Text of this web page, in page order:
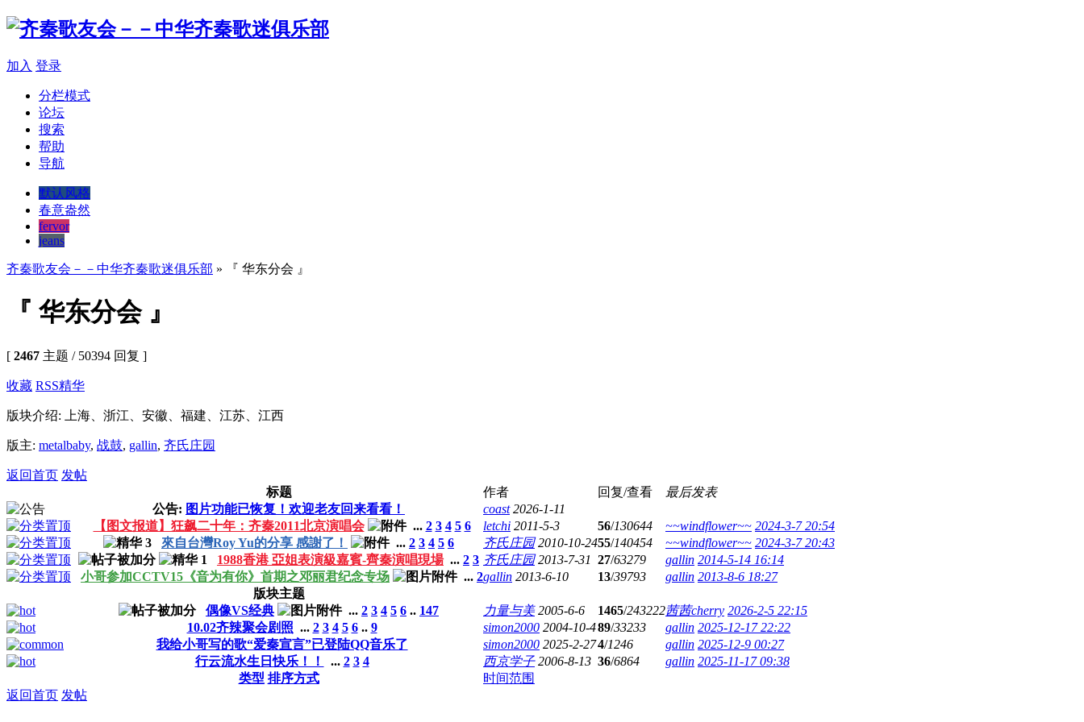
加入 登录
分栏模式
论坛
搜索
帮助
导航
默认风格
春意盎然
fervor
jeans
齐秦歌友会－－中华齐秦歌迷俱乐部 » 『 华东分会 』
『 华东分会 』
[ 2467 主题 / 50394 回复 ]
收藏 RSS精华
版块介绍: 上海、浙江、安徽、福建、江苏、江西
版主: metalbaby, 战鼓, gallin, 齐氏庄园
返回首页 发帖
标题
作者 回复/查看
最后发表
公告: 图片功能已恢复！欢迎老友回来看看！ coast 2026-1-11
【图文报道】狂飙二十年：齐秦2011北京演唱会
... 2 3 4 5 6 letchi 2011-5-3 56/130644 ~~windflower~~ 2024-3-7 20:54
來自台灣Roy Yu的分享 感謝了！
... 2 3 4 5 6 齐氏庄园 2010-10-2455/140454 ~~windflower~~ 2024-3-7 20:43
1988香港 亞姐表演級嘉賓-齊秦演唱現場 ... 2 3 齐氏庄园 2013-7-31 27/63279 gallin 2014-5-14 16:14
小哥参加CCTV15《音为有你》首期之邓丽君纪念专场
... 2gallin 2013-6-10 13/39793 gallin 2013-8-6 18:27
版块主题
偶像VS经典
... 2 3 4 5 6 .. 147 力量与美 2005-6-6 1465/243222茜茜cherry 2026-2-5 22:15
10.02齐辣聚会剧照 ... 2 3 4 5 6.. 9 simon2000 2004-10-489/33233 gallin 2025-12-17 22:22
我给小哥写的歌“爱秦宣言”已登陆QQ音乐了
simon2000 2025-2-274/1246 gallin 2025-12-9 00:27
行云流水生日快乐！！
... 2 3 4 西京学子 2006-8-13 36/6864 gallin 2025-11-17 09:38
类型 排序方式
时间范围
返回首页 发帖